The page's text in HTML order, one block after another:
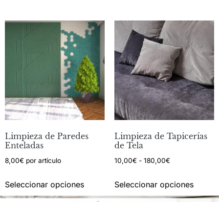
Limpieza de Paredes
Enteladas
8,00€ por artículo
Seleccionar opciones
Limpieza de Tapicerías
de Tela
10,00€ - 180,00€
Seleccionar opciones